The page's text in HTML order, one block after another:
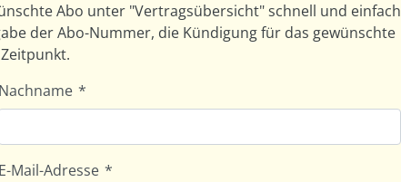
Abo unter "Vertragsübersicht" schnell und einfach
der Abo-Nummer, die Kündigung für das gewünschte
Nachname *
E-Mail-Adresse *